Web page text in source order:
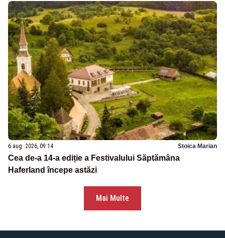
6 aug. 2026, 09:14 Stoica Marian
Cea de-a 14-a ediție a Festivalului Săptămâna
Haferland începe astăzi
Mai Multe